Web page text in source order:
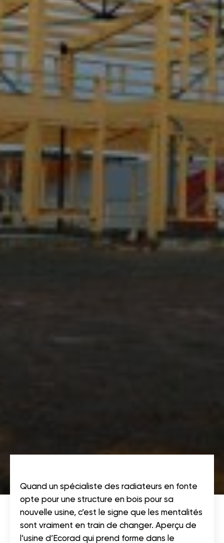
Quand un spécialiste des radiateurs en fonte
opte pour une structure en bois pour sa
nouvelle usine, c’est le signe que les mentalités
sont vraiment en train de changer. Aperçu de
l’usine d’Ecorad qui prend forme dans le